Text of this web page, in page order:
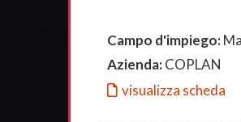
Campo d'impiego:
Azienda:COPLAN
visualizza scheda